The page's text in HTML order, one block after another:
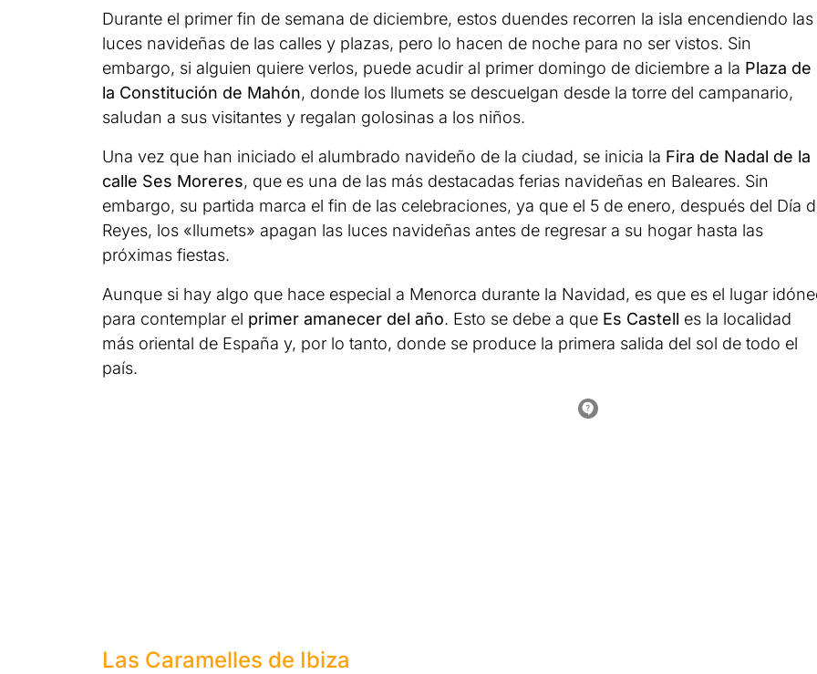
Durante el primer fin de semana de diciembre, estos duendes recorren la isla encendiendo las
luces navideñas de las calles y plazas, pero lo hacen de noche para no ser vistos. Sin
embargo, si alguien quiere verlos, puede acudir al primer domingo de diciembre a la Plaza de
la Constitución de Mahón, donde los llumets se descuelgan desde la torre del campanario,
saludan a sus visitantes y regalan golosinas a los niños.
Una vez que han iniciado el alumbrado navideño de la ciudad, se inicia la Fira de Nadal de la
calle Ses Moreres, que es una de las más destacadas ferias navideñas en Baleares. Sin
embargo, su partida marca el fin de las celebraciones, ya que el 5 de enero, después del Día
Reyes, los «llumets» apagan las luces navideñas antes de regresar a su hogar hasta las
próximas fiestas.
Aunque si hay algo que hace especial a Menorca durante la Navidad, es que es el lugar
para contemplar el primer amanecer del año. Esto se debe a que Es Castell es la localidad
más oriental de España y, por lo tanto, donde se produce la primera salida del sol de todo el
país.
Las Caramelles de Ibiza